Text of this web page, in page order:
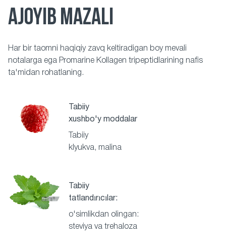
AJOYIB MAZALI
Har bir taomni haqiqiy zavq keltiradigan boy mevali
notalarga ega Promarine Kollagen tripeptidlarining nafis
ta'midan rohatlaning.
Tabiiy
xushbo'y moddalar
Tabiiy
klyukva, malina
Tabiiy
tatlandırıcılar:
o'simlikdan olingan:
steviya va trehaloza